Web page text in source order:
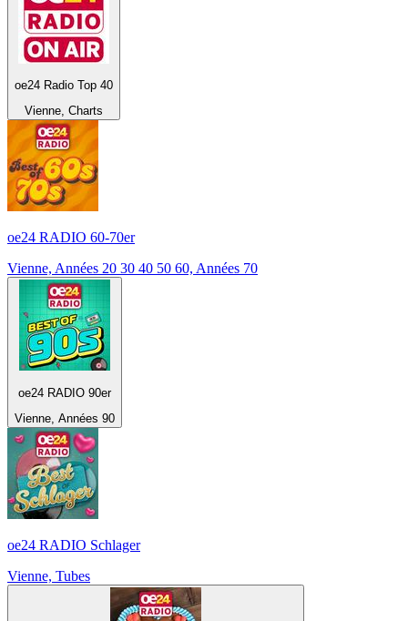
oe24 Radio Top 40
Vienne, Charts
oe24 RADIO 60-70er
Vienne, Années 20 30 40 50 60, Années 70
oe24 RADIO 90er
Vienne, Années 90
oe24 RADIO Schlager
Vienne, Tubes